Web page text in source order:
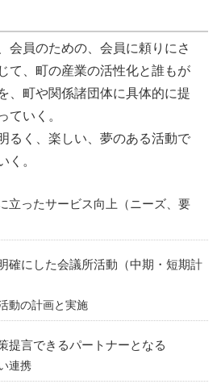
会員のための、会員に頼りにさ
て、町の産業の活性化と誰もが
、町や関係諸団体に具体的に提
ていく。
るく、楽しい、夢のある活動で
く。
立ったサービス向上（ニーズ、要
確にした会議所活動（中期・短期計
動の計画と実施
提言できるパートナーとなる
連携